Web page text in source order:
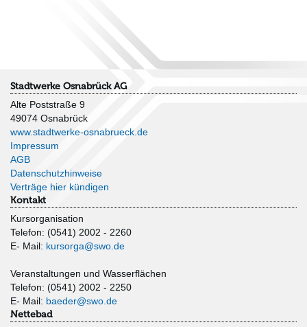
Stadtwerke Osnabrück AG
Alte Poststraße 9
49074 Osnabrück
www.stadtwerke-osnabrueck.de
Impressum
AGB
Datenschutzhinweise
Verträge hier kündigen
Kontakt
Kursorganisation
Telefon: (0541) 2002 - 2260
E- Mail: kursorga@swo.de
Veranstaltungen und Wasserflächen
Telefon: (0541) 2002 - 2250
E- Mail: baeder@swo.de
Nettebad